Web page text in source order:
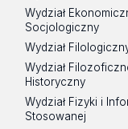
Wydział
Socjologiczny
Wydział
Wydział
Historyczny
Wydział Fizyki i
Stosowanej